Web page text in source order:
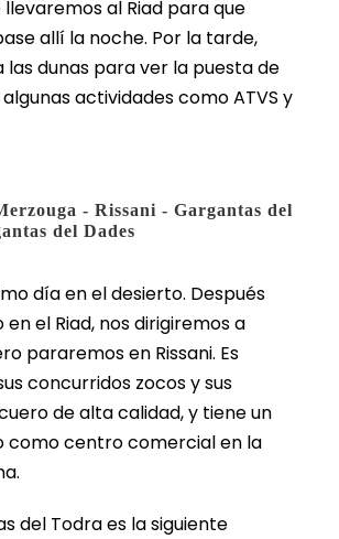
llevaremos al Riad para que
allí la noche. Por la tarde,
las dunas para ver la puesta de
actividades como ATVS y
- Rissani - Gargantas del
del Dades
día en el desierto. Después
en el Riad, nos dirigiremos a
pararemos en Rissani. Es
concurridos zocos y sus
de alta calidad, y tiene un
como centro comercial en la
del Todra es la siguiente